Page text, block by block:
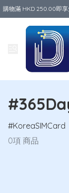
購物滿 HKD 250.00即
KoreaSIMCard
0項 商品